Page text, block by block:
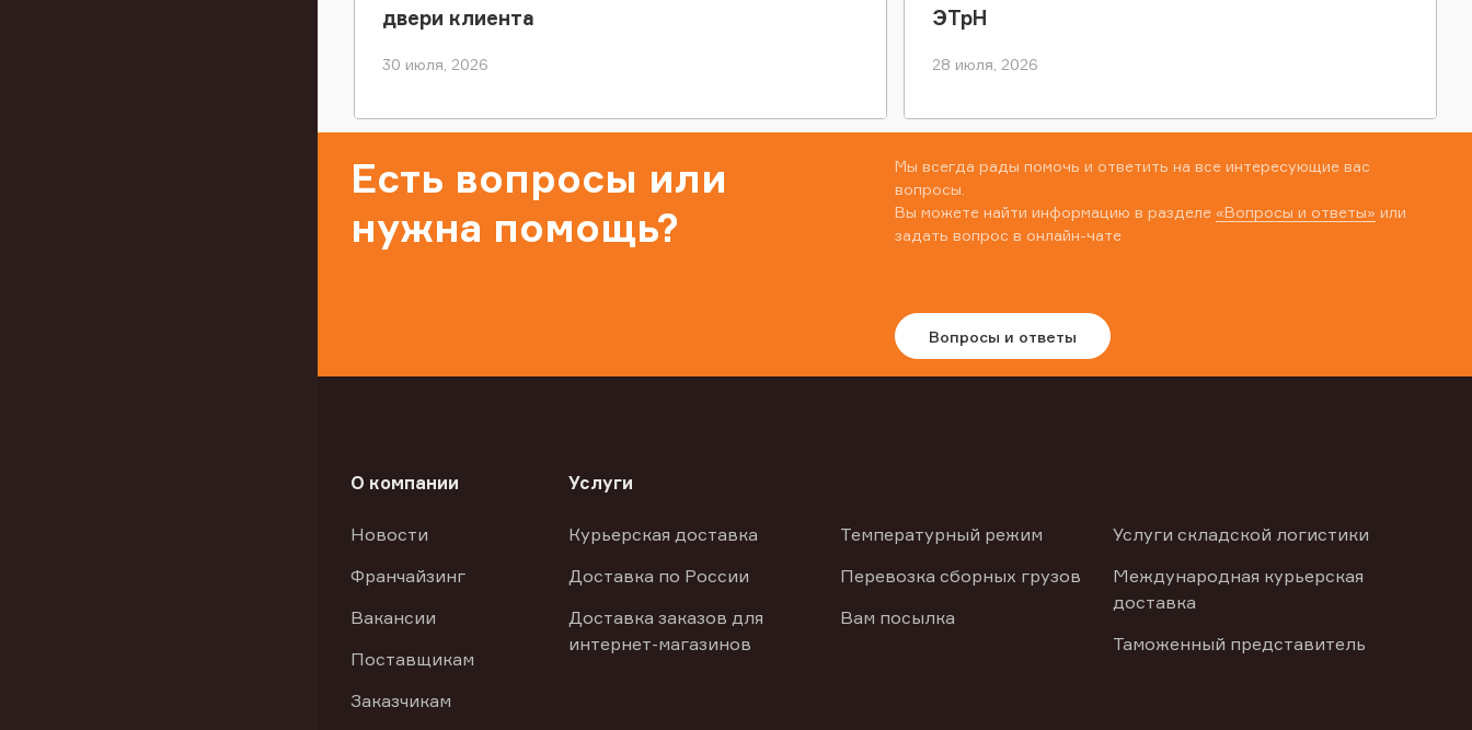
двери клиента
30 июля, 2026
ЭТрН
28 июля, 2026
Есть вопросы или
нужна помощь?
Мы всегда рады помочь и ответить на все интересующие вас
вопросы.
Вы можете найти информацию в разделе «Вопросы и ответы» или
задать вопрос в онлайн-чате
Вопросы и ответы
О компании
Новости
Франчайзинг
Вакансии
Поставщикам
Заказчикам
Услуги
Курьерская доставка
Доставка по России
Доставка заказов для
интернет-магазинов
Температурный режим
Перевозка сборных грузов
Вам посылка
Услуги складской логистики
Международная курьерская
доставка
Таможенный представитель